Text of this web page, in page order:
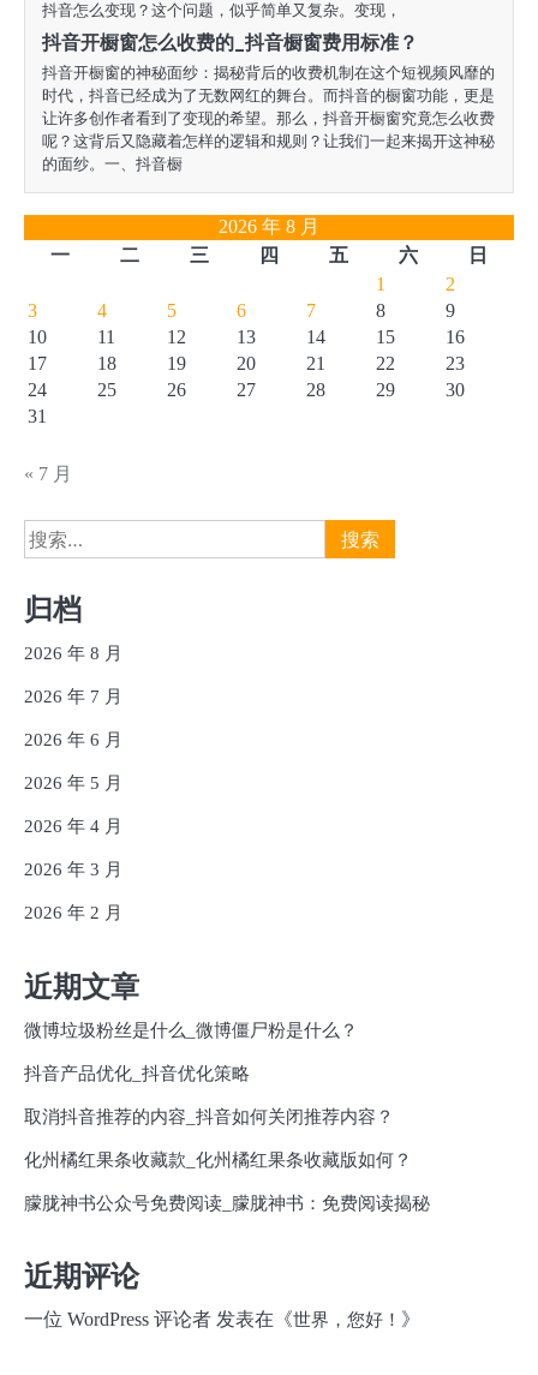
抖音怎么变现？这个问题，似乎简单又复杂。变现，
抖音开橱窗怎么收费的_抖音橱窗费用标准？
抖音开橱窗的神秘面纱：揭秘背后的收费机制在这个短视频风靡的
时代，抖音已经成为了无数网红的舞台。而抖音的橱窗功能，更是
让许多创作者看到了变现的希望。那么，抖音开橱窗究竟怎么收费
呢？这背后又隐藏着怎样的逻辑和规则？让我们一起来揭开这神秘
的面纱。一、抖音橱
2026 年 8 月
一
二 三 四 五 六
日
1
2
3
4 5 6 7 8
9
10
11 12 13 14 15
16
17
18 19 20 21 22
23
24
25 26 27 28 29
30
31
« 7 月
搜
索：
归档
2026 年 8 月
2026 年 7 月
2026 年 6 月
2026 年 5 月
2026 年 4 月
2026 年 3 月
2026 年 2 月
近期文章
微博垃圾粉丝是什么_微博僵尸粉是什么？
抖音产品优化_抖音优化策略
取消抖音推荐的内容_抖音如何关闭推荐内容？
化州橘红果条收藏款_化州橘红果条收藏版如何？
朦胧神书公众号免费阅读_朦胧神书：免费阅读揭秘
近期评论
一位 WordPress 评论者 发表在《世界，您好！ 》